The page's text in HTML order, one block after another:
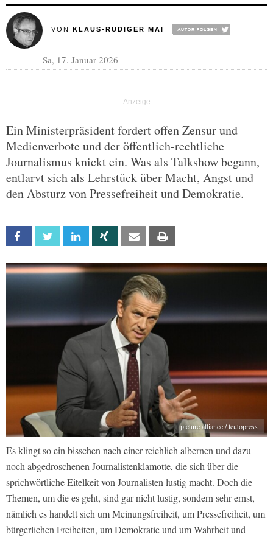
VON KLAUS-RÜDIGER MAI
Sa, 17. Januar 2026
Ein Ministerpräsident fordert offen Zensur und
Medienverbote und der öffentlich-rechtliche
Journalismus knickt ein. Was als Talkshow begann,
entlarvt sich als Lehrstück über Macht, Angst und
den Absturz von Pressefreiheit und Demokratie.
Facebook Twitter Linkedin Xing Email
picture alliance / teutopress
Es klingt so ein bisschen nach einer reichlich albernen und dazu
noch abgedroschenen Journalistenklamotte, die sich über die
sprichwörtliche Eitelkeit von Journalisten lustig macht. Doch die
Themen, um die es geht, sind gar nicht lustig, sondern sehr ernst,
nämlich es handelt sich um Meinungsfreiheit, um Pressefreiheit, um
bürgerlichen Freiheiten, um Demokratie und um Wahrheit und